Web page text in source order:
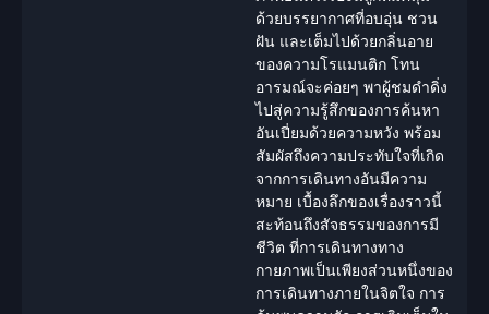
ด้วยบรรยากาศที่อบอุ่น ชวน
ฝัน และเต็มไปด้วยกลิ่นอาย
ของความโรแมนติก โทน
อารมณ์จะค่อยๆ พาผู้ชมดำดิ่ง
ไปสู่ความรู้สึกของการค้นหา
อันเปี่ยมด้วยความหวัง พร้อม
สัมผัสถึงความประทับใจที่เกิด
จากการเดินทางอันมีความ
หมาย เบื้องลึกของเรื่องราวนี้
สะท้อนถึงสัจธรรมของการมี
ชีวิต ที่การเดินทางทาง
กายภาพเป็นเพียงส่วนหนึ่งของ
การเดินทางภายในจิตใจ การ